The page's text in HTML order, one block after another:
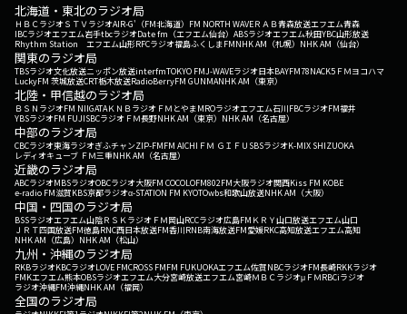
北海道・東北のラジオ局
ＨＢＣラジオＳＴＶラジオAIR-G'（FM北海道） FM NORTH WAVEＲＡＢ青森放送エフエム青森
IBCラジオエフエム岩手tbcラジオDate fm（エフエム仙台） ABSラジオエフエム秋田YBC山形放送
Rhythm Station エフエム山形RFCラジオ福島ふくしまFMNHK AM（札幌） NHK AM（仙台）
関東のラジオ局
TBSラジオ文化放送ニッポン放送interfmTOKYO FMJ-WAVEラジオ日本BAYFM78NACK5 ＦＭヨコハマ
LuckyFM 茨城放送CRT栃木放送RadioBerryFM GUNMANHK AM（東京）
北陸・甲信越のラジオ局
ＢＳＮラジオFM NIIGATAＫＮＢラジオ ＦＭとやまMROラジオエフエム石川FBCラジオFM福井
YBSラジオFM FUJISBCラジオ ＦＭ長野NHK AM（東京） NHK AM（名古屋）
中部のラジオ局
CBCラジオ東海ラジオぎふチャンZIP-FMFM AICHI ＦＭ ＧＩＦＵ SBSラジオK-MIX SHIZUOKA
レディオキューブ ＦＭ三重NHK AM（名古屋）
近畿のラジオ局
ABCラジオMBSラジオOBCラジオ大阪FM COCOLOFM802FM大阪ラジオ関西Kiss FM KOBE
e-radio FM滋賀KBS京都ラジオα-STATION FM KYOTOwbs和歌山放送NHK AM（大阪）
中国・四国のラジオ局
BSSラジオエフエム山陰ＲＳＫラジオ ＦＭ岡山RCCラジオ広島FM ＫＲＹ山口放送エフエム山口
ＪＲＴ四国放送FM徳島RNC西日本放送FM香川RNB南海放送FM愛媛RKC高知放送エフエム高知
NHK AM（広島） NHK AM（松山）
九州・沖縄のラジオ局
RKBラジオKBCラジオLOVE FMCROSS FMFM FUKUOKAエフエム佐賀NBCラジオFM長崎RKKラジオ
FMKエフエム熊本OBSラジオエフエム大分宮崎放送エフエム宮崎ＭＢＣラジオμＦＭRBCiラジオ
ラジオ沖縄FM沖縄NHK AM（福岡）
全国のラジオ局